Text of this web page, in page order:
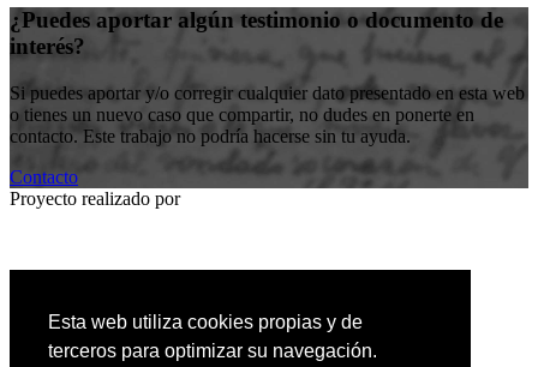
Esta web utiliza cookies propias y de
terceros para optimizar su navegación.
¿Puedes aportar algún testimonio o documento de
interés?
Si puedes aportar y/o corregir cualquier dato presentado en esta web
o tienes un nuevo caso que compartir, no dudes en ponerte en
contacto. Este trabajo no podría hacerse sin tu ayuda.
Contacto
Proyecto realizado por
Entidad colaboradora